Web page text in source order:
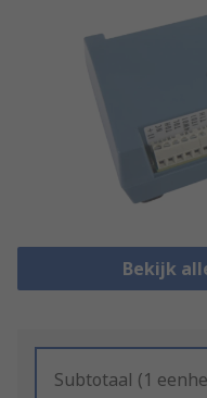
Bekijk
Subtotaal (1